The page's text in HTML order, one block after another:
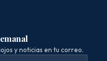
y noticias en tu correo.